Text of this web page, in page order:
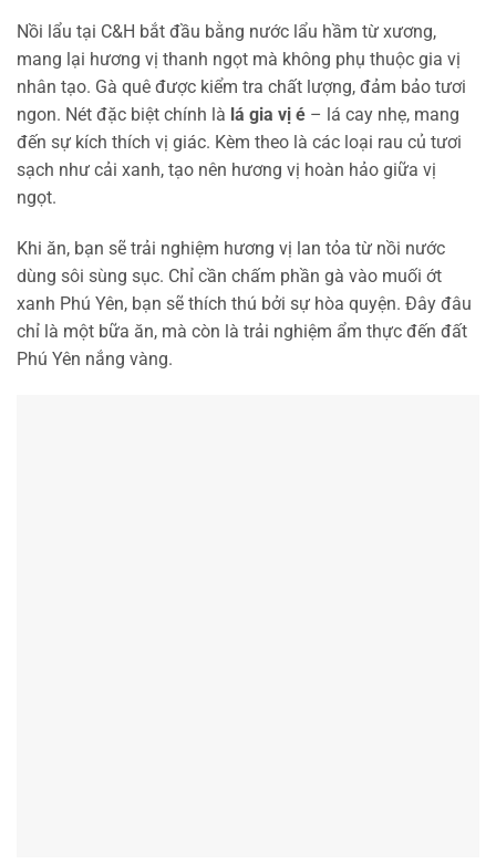
Nồi lẩu tại C&H bắt đầu bằng nước lẩu hầm từ xương,
mang lại hương vị thanh ngọt mà không phụ thuộc gia vị
nhân tạo. Gà quê được kiểm tra chất lượng, đảm bảo tươi
ngon. Nét đặc biệt chính là lá gia vị é – lá cay nhẹ, mang
đến sự kích thích vị giác. Kèm theo là các loại rau củ tươi
sạch như cải xanh, tạo nên hương vị hoàn hảo giữa vị
ngọt.
Khi ăn, bạn sẽ trải nghiệm hương vị lan tỏa từ nồi nước
dùng sôi sùng sục. Chỉ cần chấm phần gà vào muối ớt
xanh Phú Yên, bạn sẽ thích thú bởi sự hòa quyện. Đây đâu
chỉ là một bữa ăn, mà còn là trải nghiệm ẩm thực đến đất
Phú Yên nắng vàng.